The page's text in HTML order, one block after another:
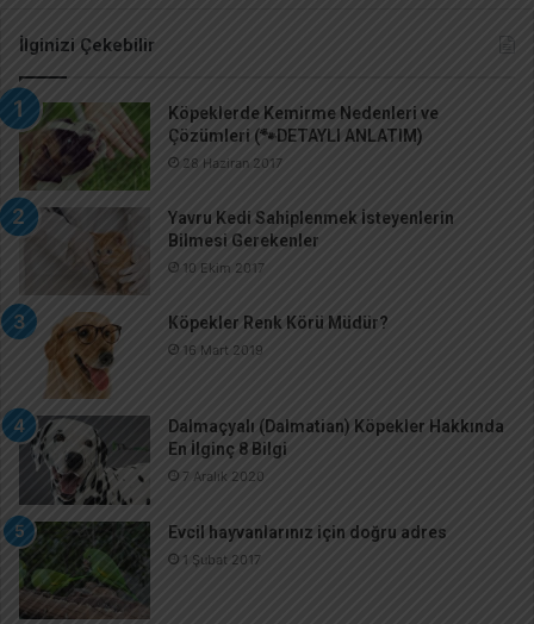
İlginizi Çekebilir
Köpeklerde Kemirme Nedenleri ve
Çözümleri (🐾DETAYLI ANLATIM)
28 Haziran 2017
Yavru Kedi Sahiplenmek İsteyenlerin
Bilmesi Gerekenler
10 Ekim 2017
Köpekler Renk Körü Müdür?
16 Mart 2019
Dalmaçyalı (Dalmatian) Köpekler Hakkında
En İlginç 8 Bilgi
7 Aralık 2020
Evcil hayvanlarınız için doğru adres
1 Şubat 2017